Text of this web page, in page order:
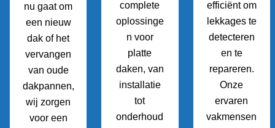
nu gaat om
een nieuw
dak of het
vervangen
van oude
dakpannen,
wij zorgen
voor een
complete
oplossinge
n voor
platte
daken, van
installatie
tot
onderhoud
efficiënt om
lekkages te
detecteren
en te
repareren.
Onze
ervaren
vakmensen